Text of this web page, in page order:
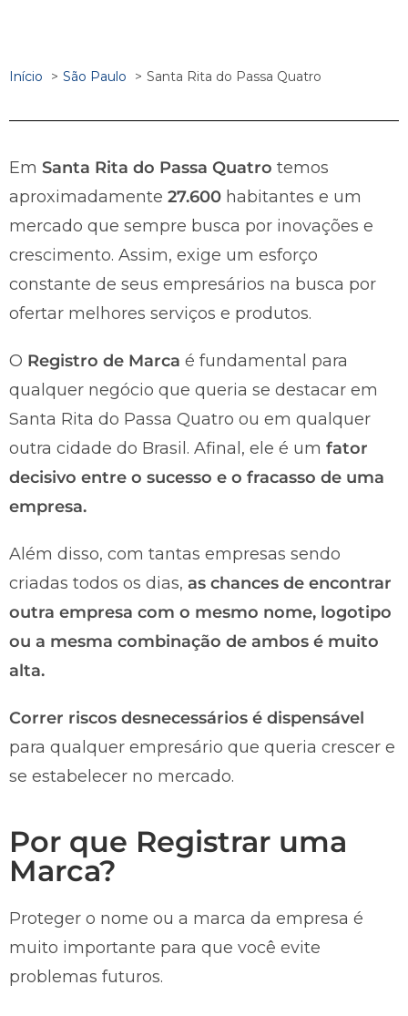
Início São Paulo Santa Rita do Passa Quatro
Em Santa Rita do Passa Quatro temos
aproximadamente 27.600 habitantes e um
mercado que sempre busca por inovações e
crescimento. Assim, exige um esforço
constante de seus empresários na busca por
ofertar melhores serviços e produtos.
O Registro de Marca é fundamental para
qualquer negócio que queria se destacar em
Santa Rita do Passa Quatro ou em qualquer
outra cidade do Brasil. Afinal, ele é um fator
decisivo entre o sucesso e o fracasso de uma
empresa.
Além disso, com tantas empresas sendo
criadas todos os dias, as chances de encontrar
outra empresa com o mesmo nome, logotipo
ou a mesma combinação de ambos é muito
alta.
Correr riscos desnecessários é dispensável
para qualquer empresário que queria crescer e
se estabelecer no mercado.
Por que Registrar uma
Marca?
Proteger o nome ou a marca da empresa é
muito importante para que você evite
problemas futuros.